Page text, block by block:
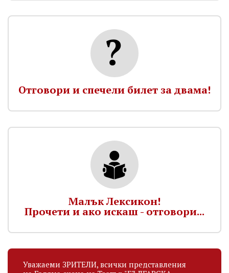
Отговори и спечели билет за двама!
Малък Лексикон!
Прочети и ако искаш - отговори...
Уважаеми ЗРИТЕЛИ, всички представления